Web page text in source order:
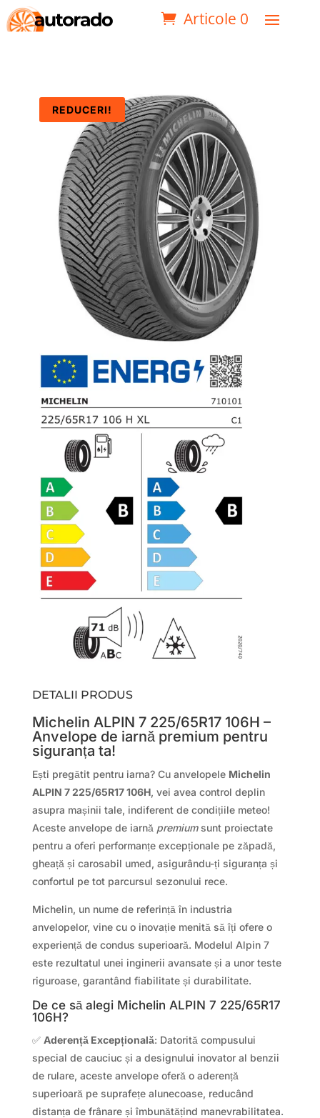
Articole 0
REDUCERI!
DETALII PRODUS
Michelin ALPIN 7 225/65R17 106H –
Anvelope de iarnă premium pentru
siguranța ta!
Ești pregătit pentru iarna? Cu anvelopele Michelin
ALPIN 7 225/65R17 106H, vei avea control deplin
asupra mașinii tale, indiferent de condițiile meteo!
Aceste anvelope de iarnă premiumsunt proiectate
pentru a oferi performanțe excepționale pe zăpadă,
gheață și carosabil umed, asigurându-ți siguranța și
confortul pe tot parcursul sezonului rece.
Michelin, un nume de referință în industria
anvelopelor, vine cu o inovație menită să îți ofere o
experiență de condus superioară. Modelul Alpin 7
este rezultatul unei inginerii avansate și a unor teste
riguroase, garantând fiabilitate și durabilitate.
De ce să alegi Michelin ALPIN 7 225/65R17
106H?
✅ Aderență Excepțională: Datorită compusului
special de cauciuc și a designului inovator al benzii
de rulare, aceste anvelope oferă o aderență
superioară pe suprafețe alunecoase, reducând
distanța de frânare și îmbunătățind manevrabilitatea.